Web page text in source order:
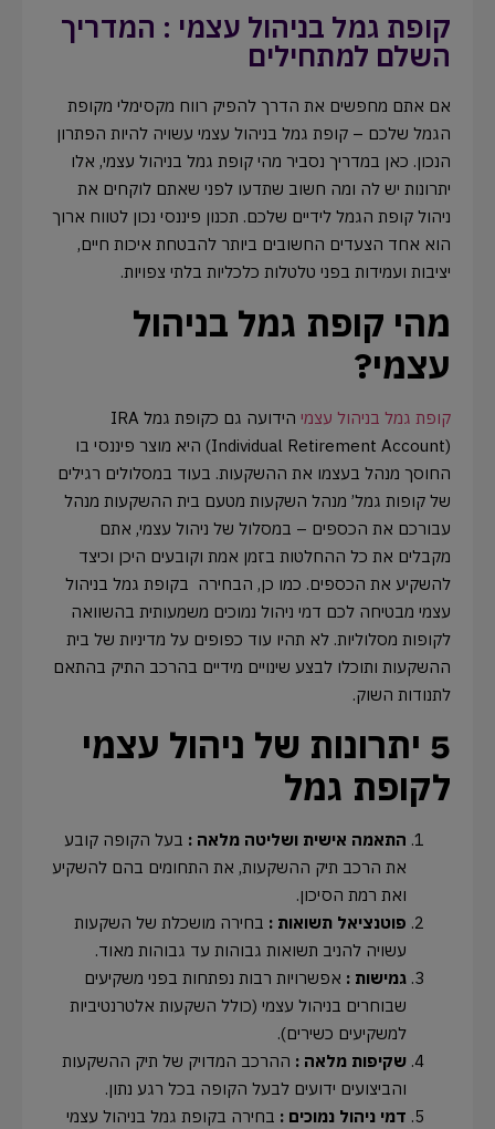
קופת גמל בניהול עצמי : המדריך
השלם למתחילים
אם אתם מחפשים את הדרך להפיק רווח מקסימלי מקופת
הגמל שלכם – קופת גמל בניהול עצמי עשויה להיות הפתרון
הנכון. כאן במדריך נסביר מהי קופת גמל בניהול עצמי, אלו
יתרונות יש לה ומה חשוב שתדעו לפני שאתם לוקחים את
ניהול קופת הגמל לידיים שלכם. תכנון פיננסי נכון לטווח ארוך
הוא אחד הצעדים החשובים ביותר להבטחת איכות חיים,
יציבות ועמידות בפני טלטלות כלכליות בלתי צפויות.
מהי קופת גמל בניהול
עצמי?
קופת גמל בניהול עצמי
הידועה גם כקופת גמל IRA
(Individual Retirement Account) היא מוצר פיננסי בו
החוסך מנהל בעצמו את ההשקעות. בעוד במסלולים רגילים
של קופות גמל’ מנהל השקעות מטעם בית ההשקעות מנהל
עבורכם את הכספים – במסלול של ניהול עצמי, אתם
מקבלים את כל ההחלטות בזמן אמת וקובעים היכן וכיצד
להשקיע את הכספים. כמו כן, הבחירה בקופת גמל בניהול
עצמי מבטיחה לכם דמי ניהול נמוכים משמעותית בהשוואה
לקופות מסלוליות. לא תהיו עוד כפופים על מדיניות של בית
ההשקעות ותוכלו לבצע שינויים מידיים בהרכב התיק בהתאם
לתנודות השוק.
5 יתרונות של ניהול עצמי
לקופת גמל
התאמה אישית ושליטה מלאה : בעל הקופה קובע
את הרכב תיק ההשקעות, את התחומים בהם להשקיע
ואת רמת הסיכון.
פוטנציאל תשואות : בחירה מושכלת של השקעות
עשויה להניב תשואות גבוהות עד גבוהות מאוד.
גמישות : אפשרויות רבות נפתחות בפני משקיעים
שבוחרים בניהול עצמי (כולל השקעות אלטרנטיביות
למשקיעים כשירים).
שקיפות מלאה : ההרכב המדויק של תיק ההשקעות
והביצועים ידועים לבעל הקופה בכל רגע נתון.
דמי ניהול נמוכים : בחירה בקופת גמל בניהול עצמי